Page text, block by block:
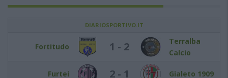
DIARIOSPORTIVO.IT
Fortitudo 1 - 2
Terralba
Calcio
Furtei 2 - 1 Gialeto 1909